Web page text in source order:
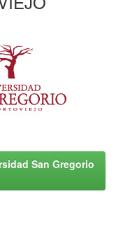
San Gregorio